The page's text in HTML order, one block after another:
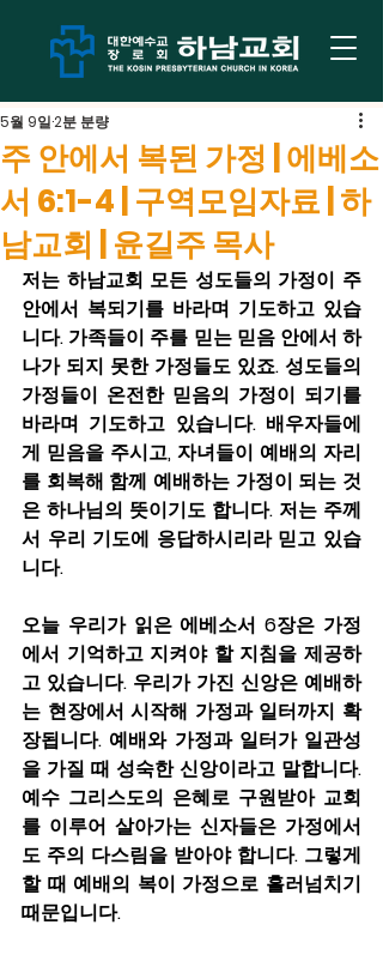
주 안에서 복된 가정 | 에베소
서 6:1-4 | 구역모임자료 | 하
남교회 | 윤길주 목사
5월 9일2분 분량
저는 하남교회 모든 성도들의 가정이 주
안에서 복되기를 바라며 기도하고 있습
니다. 가족들이 주를 믿는 믿음 안에서 하
나가 되지 못한 가정들도 있죠. 성도들의
가정들이 온전한 믿음의 가정이 되기를
바라며 기도하고 있습니다. 배우자들에
게 믿음을 주시고, 자녀들이 예배의 자리
를 회복해 함께 예배하는 가정이 되는 것
은 하나님의 뜻이기도 합니다. 저는 주께
서 우리 기도에 응답하시리라 믿고 있습
니다.
오늘 우리가 읽은 에베소서 6장은 가정
에서 기억하고 지켜야 할 지침을 제공하
고 있습니다. 우리가 가진 신앙은 예배하
는 현장에서 시작해 가정과 일터까지 확
장됩니다. 예배와 가정과 일터가 일관성
을 가질 때 성숙한 신앙이라고 말합니다.
예수 그리스도의 은혜로 구원받아 교회
를 이루어 살아가는 신자들은 가정에서
도 주의 다스림을 받아야 합니다. 그렇게
할 때 예배의 복이 가정으로 흘러넘치기
때문입니다.